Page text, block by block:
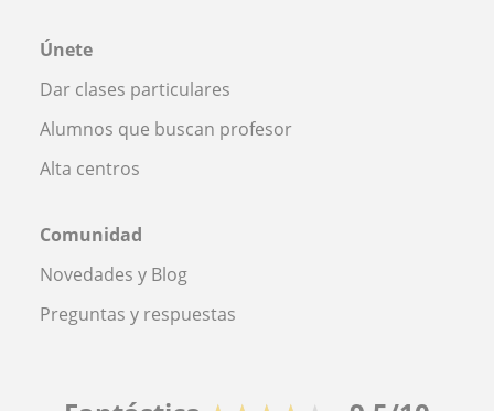
Únete
Dar clases particulares
Alumnos que buscan profesor
Alta centros
Comunidad
Novedades y Blog
Preguntas y respuestas